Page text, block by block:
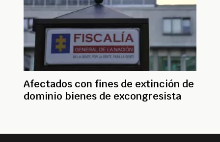
Afectados con fines de extinción de
dominio bienes de excongresista